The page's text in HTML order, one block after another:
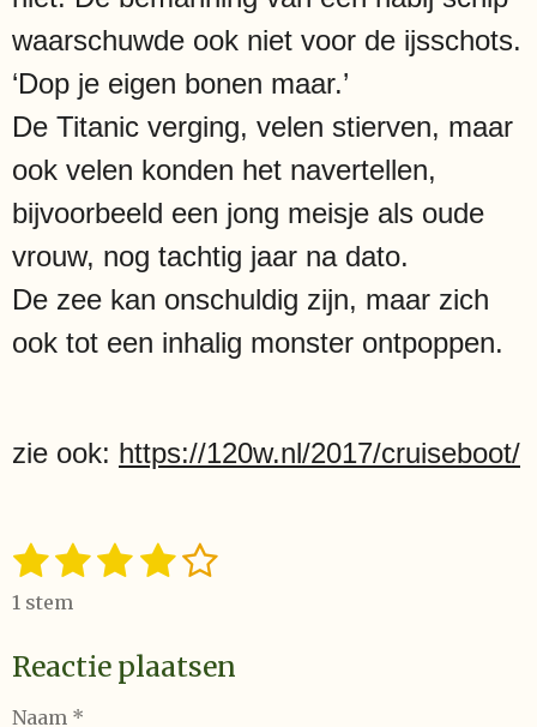
waarschuwde ook niet voor de ijsschots.
‘Dop je eigen bonen maar.’
De Titanic verging, velen stierven, maar
ook velen konden het navertellen,
bijvoorbeeld een jong meisje als oude
vrouw, nog tachtig jaar na dato.
De zee kan onschuldig zijn, maar zich
ook tot een inhalig monster ontpoppen.
zie ook: https://120w.nl/2017/cruiseboot/
R
a
t
n
1
s
e
r
2
s
e
r
3
e
4
e
5
e
S
e
1 stem
Reactie plaatsen
Naam *